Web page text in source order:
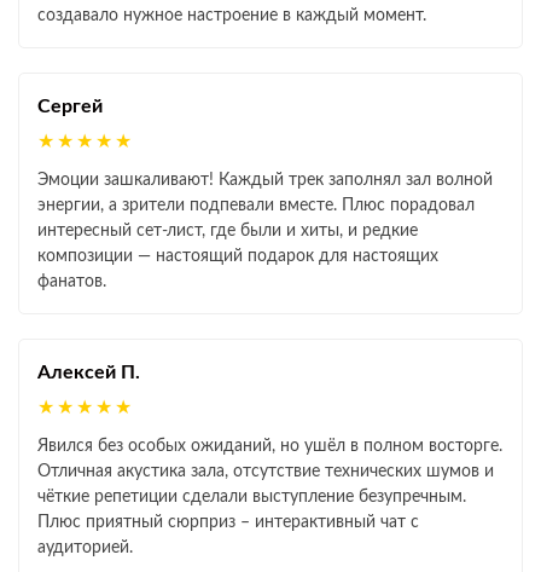
создавало нужное настроение в каждый момент.
Сергей
★★★★★
Эмоции зашкаливают! Каждый трек заполнял зал волной
энергии, а зрители подпевали вместе. Плюс порадовал
интересный сет‑лист, где были и хиты, и редкие
композиции — настоящий подарок для настоящих
фанатов.
Алексей П.
★★★★★
Явился без особых ожиданий, но ушёл в полном восторге.
Отличная акустика зала, отсутствие технических шумов и
чёткие репетиции сделали выступление безупречным.
Плюс приятный сюрприз – интерактивный чат с
аудиторией.